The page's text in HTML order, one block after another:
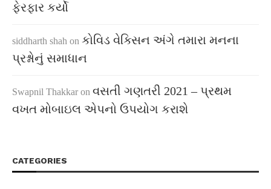
ફેરફાર કર્યો
siddharth shah on કોવિડ વેક્સિન અંગે તમારા મનના
પ્રશ્નોનું સમાધાન
Swapnil Thakkar on વસતી ગણતરી 2021 – પ્રથમ
વખત મોબાઇલ એપનો ઉપયોગ કરાશે
CATEGORIES